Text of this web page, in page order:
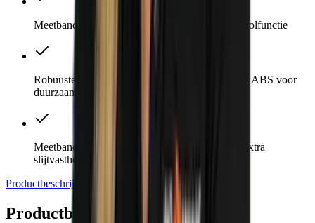
Meetband met stevig haakje en automatische oprolfunctie
Robuuste verchroomde behuizing van schokvast ABS voor
duurzaamheid
Meetband met duurzame Mylar®-coating voor extra
slijtvastheid
Productbeschrijving
Direct meebestellen Specificaties
Productbeschrijving